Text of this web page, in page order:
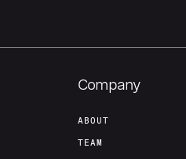
Company
ABOUT
TEAM